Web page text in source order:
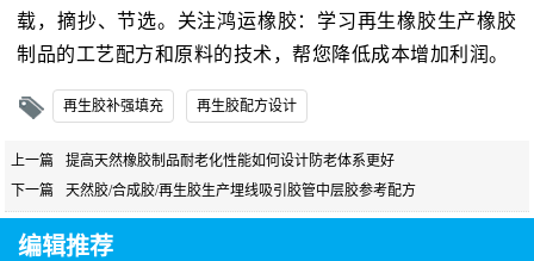
载，摘抄、节选。关注鸿运橡胶：学习再生橡胶生产橡胶
制品的工艺配方和原料的技术，帮您降低成本增加利润。
再生胶补强填充 再生胶配方设计
上一篇
提高天然橡胶制品耐老化性能如何设计防老体系更好
下一篇
天然胶/合成胶/再生胶生产埋线吸引胶管中层胶参考配方
编辑推荐